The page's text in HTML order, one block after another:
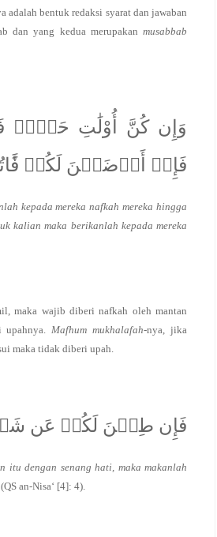
adalah bentuk redaksi syarat dan jawaban
dan yang kedua merupakan musabbab
وَإِن كُنَّ أُوْلَٰتِ حَمۡلٖ
فَإِنۡ أَرۡضَعۡنَ لَكُمۡ
kepada mereka nafkah mereka hingga
kalian maka berikanlah kepada mereka
maka wajib diberi nafkah oleh mantan
upahnya.Mafhum mukhalafah-nya, jika
maka tidak diberi upah.
فَإِن طِبۡنَ لَكُمۡ عَن شَيۡءٖ
itu dengan senang hati, maka makanlah
(QS an-Nisa‘ [4]: 4).